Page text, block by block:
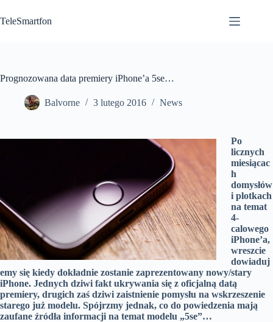
do
treści
TeleSmartfon
Prognozowana data premiery iPhone’a 5se…
Balvorne 3 lutego 2016 News
Po
licznych
miesiącac
h
domysłów
i plotkach
na temat
4-
calowego
iPhone’a,
wreszcie
dowiaduj
emy się kiedy dokładnie zostanie zaprezentowany nowy/stary
iPhone. Jednych dziwi fakt ukrywania się z oficjalną datą
premiery, drugich zaś dziwi zaistnienie pomysłu na wskrzeszenie
starego już modelu. Spójrzmy jednak, co do powiedzenia mają
zaufane źródła informacji na temat modelu „5se”…